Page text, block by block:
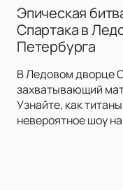
Эпическая
Спартака в
Петербурга
В Ледовом дворце
захватывающий
Узнайте, как
невероятное шоу